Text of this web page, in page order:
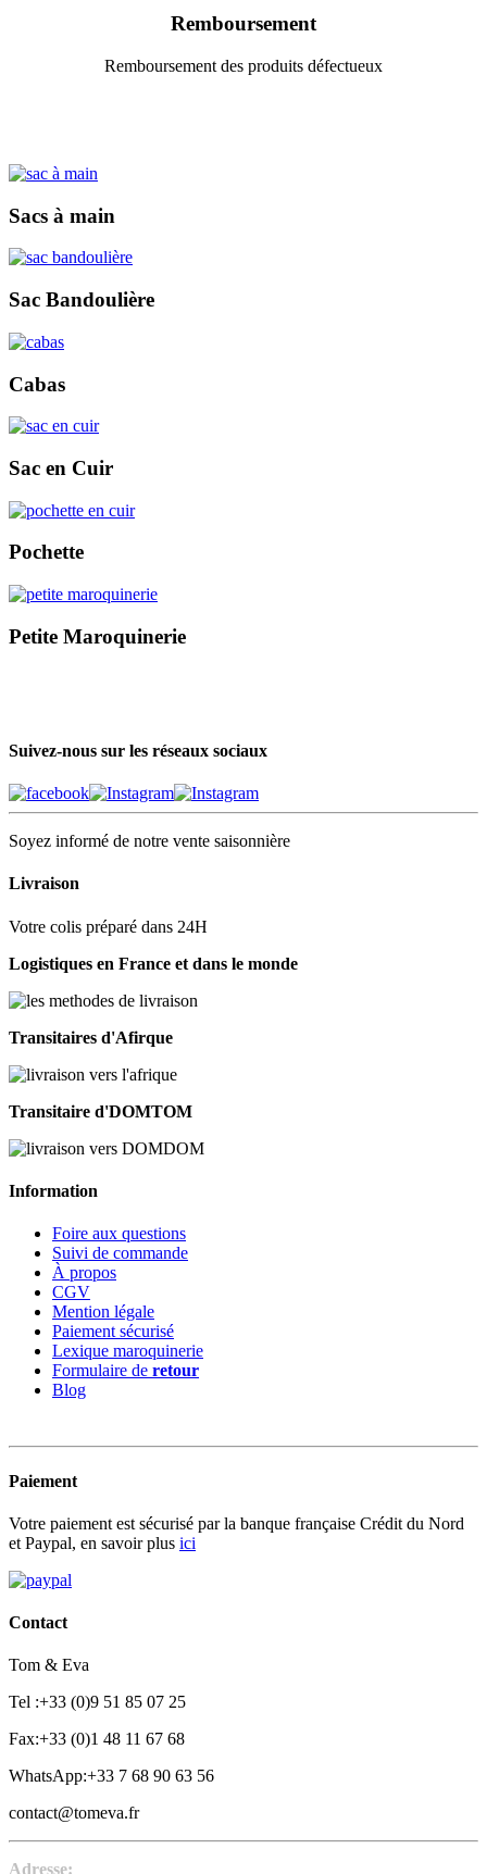
Remboursement
Remboursement des produits défectueux
Sacs à main
Sac Bandoulière
Cabas
Sac en Cuir
Pochette
Petite Maroquinerie
Suivez-nous sur les réseaux sociaux
Soyez informé de notre vente saisonnière
Livraison
Votre colis préparé dans 24H
Logistiques en France et dans le monde
Transitaires d'Afirque
Transitaire d'DOMTOM
Information
Foire aux questions
Suivi de commande
À propos
CGV
Mention légale
Paiement sécurisé
Lexique maroquinerie
Formulaire de retour
Blog
Paiement
Votre paiement est sécurisé par la banque française Crédit du Nord
et Paypal, en savoir plus ici
Contact
Tom & Eva
Tel :+33 (0)9 51 85 07 25
Fax:+33 (0)1 48 11 67 68
WhatsApp:+33 7 68 90 63 56
contact@tomeva.fr
Adresse: